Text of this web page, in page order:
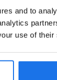
and to
use of